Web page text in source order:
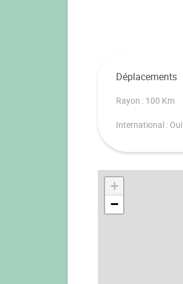
Déplacements
Rayon : 100 Km
International : Oui
+
−